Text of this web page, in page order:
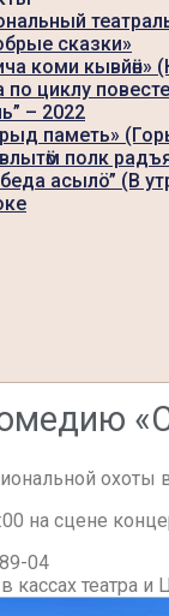
сказки»
коми
по циклу
– 2022
паметь»
полк
асылö” (В
охоты
на сцене
04
театра и